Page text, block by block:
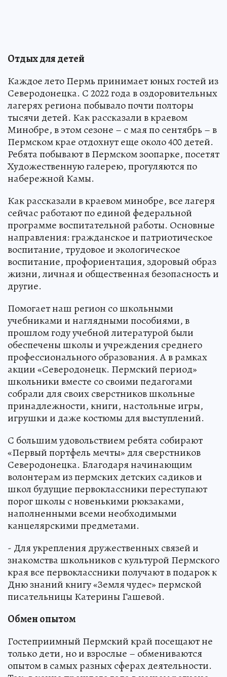
Отдых для детей
Каждое лето Пермь принимает юных гостей из
Северодонецка. С 2022 года в оздоровительных
лагерях региона побывало почти полторы
тысячи детей. Как рассказали в краевом
Минобре, в этом сезоне – с мая по сентябрь – в
Пермском крае отдохнут еще около 400 детей.
Ребята побывают в Пермском зоопарке, посетят
Художественную галерею, прогуляются по
набережной Камы.
Как рассказали в краевом минобре, все лагеря
сейчас работают по единой федеральной
программе воспитательной работы. Основные
направления: гражданское и патриотическое
воспитание, трудовое и экологическое
воспитание, профориентация, здоровый образ
жизни, личная и общественная безопасность и
другие.
Помогает наш регион со школьными
учебниками и наглядными пособиями, в
прошлом году учебной литературой были
обеспечены школы и учреждения среднего
профессионального образования. А в рамках
акции «Северодонецк. Пермский период»
школьники вместе со своими педагогами
собрали для своих сверстников школьные
принадлежности, книги, настольные игры,
игрушки и даже костюмы для выступлений.
С большим удовольствием ребята собирают
«Первый портфель мечты» для сверстников
Северодонецка. Благодаря начинающим
волонтерам из пермских детских садиков и
школ будущие первоклассники переступают
порог школы с новенькими рюкзаками,
наполненными всеми необходимыми
канцелярскими предметами.
- Для укрепления дружественных связей и
знакомства школьников с культурой Пермского
края все первоклассники получают в подарок к
Дню знаний книгу «Земля чудес» пермской
писательницы Катерины Гашевой.
Обмен опытом
Гостеприимный Пермский край посещают не
только дети, но и взрослые – обмениваются
опытом в самых разных сферах деятельности.